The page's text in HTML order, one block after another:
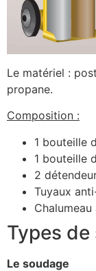
Le matériel :
propane.
Composition :
1 bouteille
1 bouteille
2
Tuyaux
Types
Le soudage